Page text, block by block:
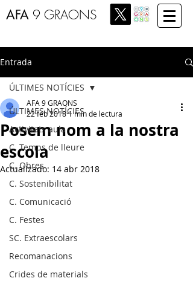
AFA 9 GRAONS
Entrada
ÚLTIMES NOTÍCIES
Activitats aula
C. Temps de lleure
C. Obres
C. Sostenibilitat
C. Comunicació
C. Festes
SC. Extraescolars
Recomanacions
Crides de materials
ÚLTIMES NOTÍCIES
Posem nom a la nostra
escola
AFA 9 GRAONS
22 feb 20181 min de lectura
Actualizado: 14 abr 2018